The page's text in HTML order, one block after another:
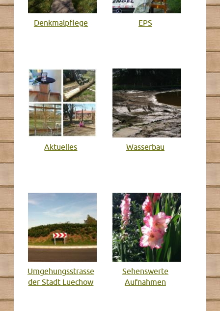
Denkmalpflege EPS
Aktuelles Wasserbau
Umgehungsstrasse
der Stadt Luechow
Sehenswerte
Aufnahmen